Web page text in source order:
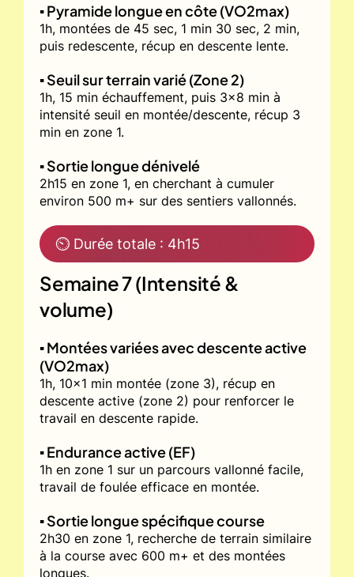
▪️ Pyramide longue en côte (VO2max)
1h, montées de 45 sec, 1 min 30 sec, 2 min,
puis redescente, récup en descente lente.
▪️ Seuil sur terrain varié (Zone 2)
1h, 15 min échauffement, puis 3x8 min à
intensité seuil en montée/descente, récup 3
min en zone 1.
▪️ Sortie longue dénivelé
2h15 en zone 1, en cherchant à cumuler
environ 500 m+ sur des sentiers vallonnés.
⏲ Durée totale : 4h15
Semaine 7 (Intensité &
volume)
▪️ Montées variées avec descente active
(VO2max)
1h, 10x1 min montée (zone 3), récup en
descente active (zone 2) pour renforcer le
travail en descente rapide.
▪️ Endurance active (EF)
1h en zone 1 sur un parcours vallonné facile,
travail de foulée efficace en montée.
▪️ Sortie longue spécifique course
2h30 en zone 1, recherche de terrain similaire
à la course avec 600 m+ et des montées
longues.